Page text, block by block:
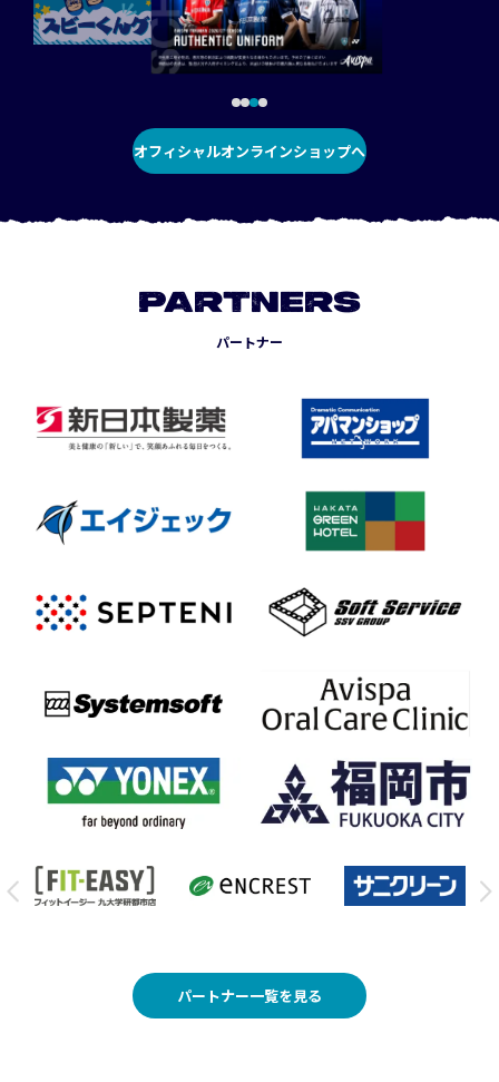
オフィシャルオンラインショップへ
PARTNERS
パートナー
パートナー一覧を見る